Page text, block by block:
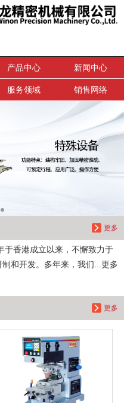
产品中心 新闻中心
服务领域 销售网络
更多
于香港成立以来，不懈致力于
和开发。多年来，我们...更多
更多
搜索